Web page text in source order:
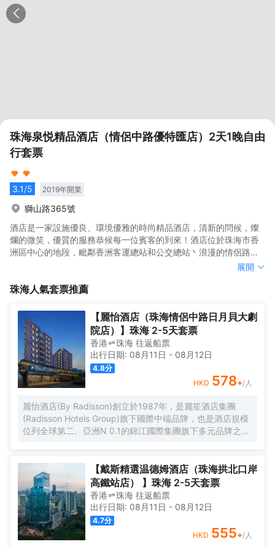
珠海泉悦精品酒店（情侶中路優特匯店）2天1晚自由
行套票
3.1/5 2019年開業
獅山路365號
酒店是一家設施優良、環境優雅的時尚精品酒店，清新的問候，燦
爛的微笑，優質的服務恭候每一位賓客的到來！酒店位於珠海市香
洲區中心的地段，毗鄰香洲客運總站和公交總站丶浪漫的情侶路沙
灘和典雅的歌劇院(日月貝)，旁邊就是通大百貨和茂業百貨，優特匯
境為你的旅遊、觀光丶購物提供了非常便利的條件。<br>酒店酒店
酒店是你出行旅遊、度假丶商務的理想之選。
酒店是一家設施優良、環境優雅的時尚精品酒店，清新的問候，燦
洲區中心的地段，毗鄰香洲客運總站和公交總站丶浪漫的情侶路沙
商場。周圍交通便利，四通八達，良好的地理位置及優美的周邊環
境為你的旅遊、觀光丶購物提供了非常便利的條件。<br>酒店酒店
客房裝修風格時尚丶温馨丶乾淨，24小時為你熱情服務，相信泉悦
酒店是你出行旅遊、度假丶商務的理想之選。
展開
珠海人氣套票推薦
【麗怡酒店（珠海情侶中路日月貝大劇
院店）】珠海 2-5天套票
香港 珠海 往返船票
出行日期: 08月11日 - 08月12日
4.8分
HKD 578+/人
麗怡酒店(By Radisson)創立於1987年，是麗笙酒店集團
(Radisson Hotels Group)旗下國際中端品牌，也是酒店規模
位列全球第二、亞洲N 0.1的錦江國際集團旗下多元品牌之
店地處珠海市繁華地帶，毗鄰情侶路，日月貝，珠海市政府
等商圈，距離珠海站，明珠站打車約20分鐘，周邊永旺超
市，揚名廣場，購物中心，美食購物，一應俱全， 麗怡酒店
提供乾淨的住宿環境和舒適温馨多種房型，滿足您的不同需
求，大堂設置了歡迎角、休閒區，店內WIFI公共區域全覆蓋
且配套設施齊全，設有餐廳、洗衣房及健身房(24小時服務)
等，是您商務、旅遊、會展、休閒的理想選擇WELCOME
【戴斯精選温德姆酒店（珠海拱北口岸
高鐵站店） 】珠海 2-5天套票
香港 珠海 往返船票
出行日期: 08月11日 - 08月12日
4.7分
HKD 555+/人